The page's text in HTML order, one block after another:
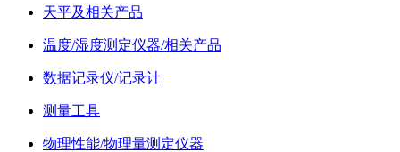
天平及相关产品
温度/湿度测定仪器/相关产品
数据记录仪/记录计
测量工具
物理性能/物理量测定仪器